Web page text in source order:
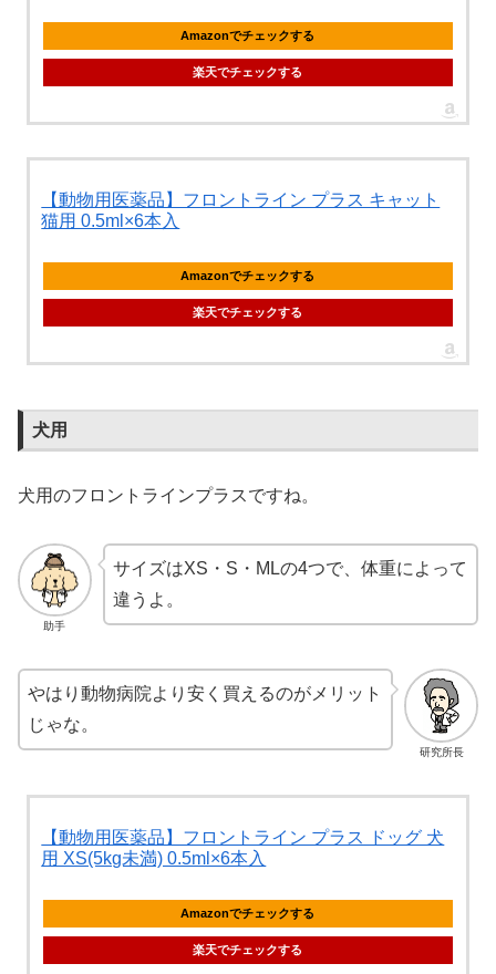
Amazonでチェックする
楽天でチェックする
【動物用医薬品】フロントライン プラス キャット
猫用 0.5ml×6本入
Amazonでチェックする
楽天でチェックする
犬用
犬用のフロントラインプラスですね。
助手
サイズはXS・S・MLの4つで、体重によって
違うよ。
研究所長
やはり動物病院より安く買えるのがメリット
じゃな。
【動物用医薬品】フロントライン プラス ドッグ 犬
用 XS(5kg未満) 0.5ml×6本入
Amazonでチェックする
楽天でチェックする